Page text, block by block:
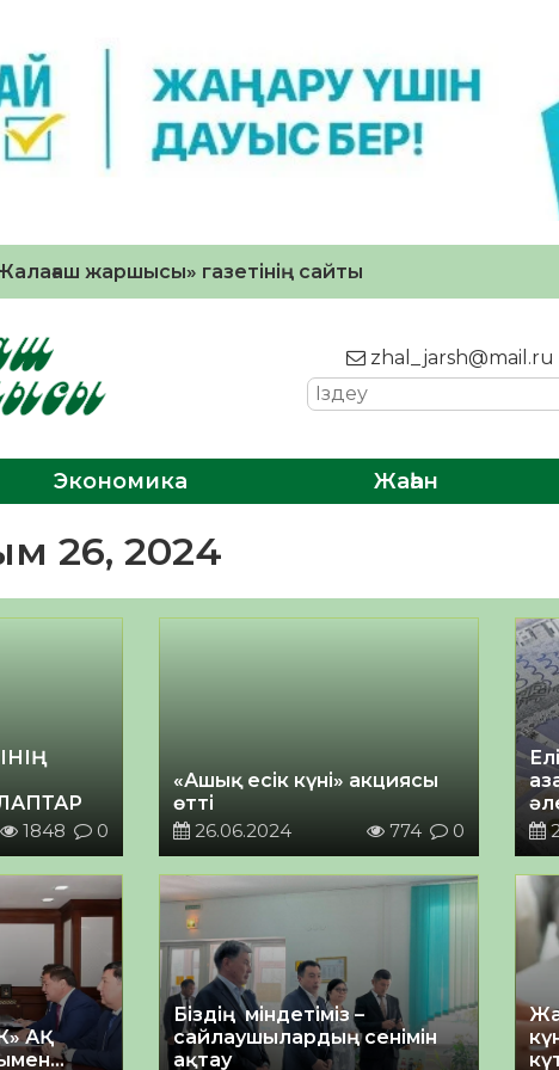
жаршысы» газетінің сайты
zhal_jarsh@mail.ru
Экономика Жаһан
26, 2024
1848 0
«Ашық есік күні» акциясы
өтті
26.06.2024
774 0
АҚ
Біздің міндетіміз –
сайлаушылардың сенімін
ақтау